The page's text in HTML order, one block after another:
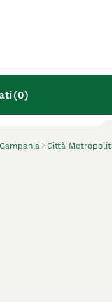
(0)
Campania Città
di